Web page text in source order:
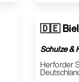
🇩🇪
Schulze &
Herforder